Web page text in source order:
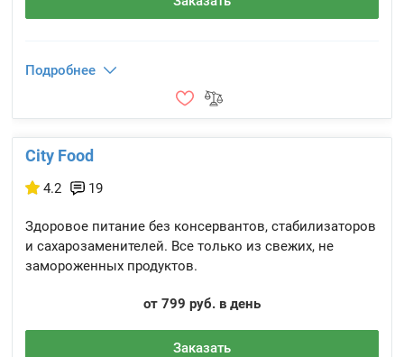
Подробнее
City Food
4.2 19
Здоровое питание без консервантов, стабилизаторов
и сахарозаменителей. Все только из свежих, не
замороженных продуктов.
от 799 руб. в день
Заказать